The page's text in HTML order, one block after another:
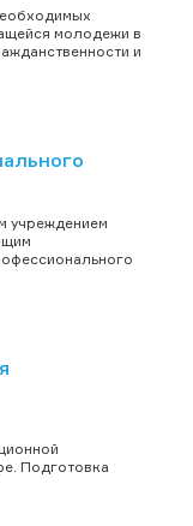
молодежи в
и
учреждением
Подготовка